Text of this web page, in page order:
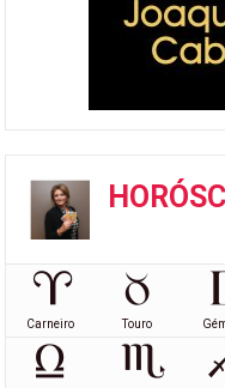
Carneiro Touro